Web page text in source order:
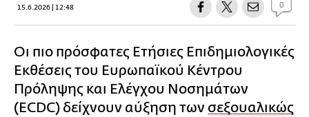
15.6.2026 | 12:48 0
Οι πιο πρόσφατες Ετήσιες Επιδημιολογικές
Εκθέσεις του Ευρωπαϊκού Κέντρου
Πρόληψης και Ελέγχου Νοσημάτων
(ECDC) δείχνουν αύξηση των σεξουαλικώς